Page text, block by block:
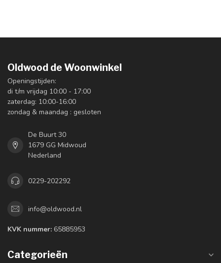
Oldwood de Woonwinkel
Openingstijden:
di t/m vrijdag 10:00 - 17:00
zaterdag: 10:00-16:00
zondag & maandag : gesloten
De Buurt 30
1679 GG Midwoud
Nederland
0229-202292
info@oldwood.nl
KVK nummer: 65885953
Categorieën